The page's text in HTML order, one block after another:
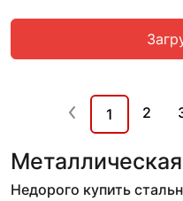
1 2
Недорого купить